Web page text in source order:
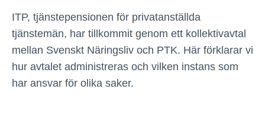
ITP, tjänstepensionen för privatanställda
tjänstemän, har tillkommit genom ett kollektivavtal
mellan Svenskt Näringsliv och PTK. Här förklarar vi
hur avtalet administreras och vilken instans som
har ansvar för olika saker.